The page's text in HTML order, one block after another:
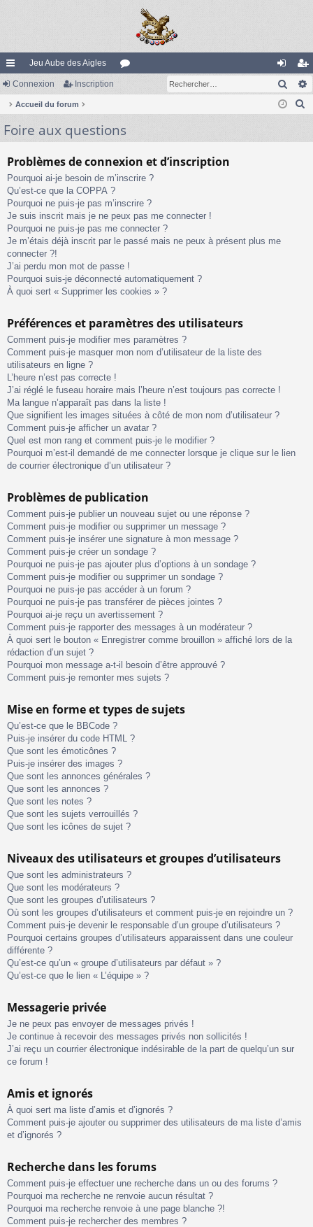
ac
co
ur
s
Jeu Aube des Aigles
m
on
ne
ns
cri
Connexion Inscription
Accueil du forum
Foire aux questions
Problèmes de connexion et d’inscription
Pourquoi ai-je besoin de m’inscrire ?
Qu’est-ce que la COPPA ?
Pourquoi ne puis-je pas m’inscrire ?
Je suis inscrit mais je ne peux pas me connecter !
Pourquoi ne puis-je pas me connecter ?
Je m’étais déjà inscrit par le passé mais ne peux à présent plus me
connecter ?!
J’ai perdu mon mot de passe !
Pourquoi suis-je déconnecté automatiquement ?
À quoi sert « Supprimer les cookies » ?
Préférences et paramètres des utilisateurs
Comment puis-je modifier mes paramètres ?
Comment puis-je masquer mon nom d’utilisateur de la liste des
utilisateurs en ligne ?
L’heure n’est pas correcte !
J’ai réglé le fuseau horaire mais l’heure n’est toujours pas correcte !
Ma langue n’apparaît pas dans la liste !
Que signifient les images situées à côté de mon nom d’utilisateur ?
Comment puis-je afficher un avatar ?
Quel est mon rang et comment puis-je le modifier ?
Pourquoi m’est-il demandé de me connecter lorsque je clique sur le lien
de courrier électronique d’un utilisateur ?
Problèmes de publication
Comment puis-je publier un nouveau sujet ou une réponse ?
Comment puis-je modifier ou supprimer un message ?
Comment puis-je insérer une signature à mon message ?
Comment puis-je créer un sondage ?
Pourquoi ne puis-je pas ajouter plus d’options à un sondage ?
Comment puis-je modifier ou supprimer un sondage ?
Pourquoi ne puis-je pas accéder à un forum ?
Pourquoi ne puis-je pas transférer de pièces jointes ?
Pourquoi ai-je reçu un avertissement ?
Comment puis-je rapporter des messages à un modérateur ?
À quoi sert le bouton « Enregistrer comme brouillon » affiché lors de la
rédaction d’un sujet ?
Pourquoi mon message a-t-il besoin d’être approuvé ?
Comment puis-je remonter mes sujets ?
Mise en forme et types de sujets
Qu’est-ce que le BBCode ?
Puis-je insérer du code HTML ?
Que sont les émoticônes ?
Puis-je insérer des images ?
Que sont les annonces générales ?
Que sont les annonces ?
Que sont les notes ?
Que sont les sujets verrouillés ?
Que sont les icônes de sujet ?
Niveaux des utilisateurs et groupes d’utilisateurs
Que sont les administrateurs ?
Que sont les modérateurs ?
Que sont les groupes d’utilisateurs ?
Où sont les groupes d’utilisateurs et comment puis-je en rejoindre un ?
Comment puis-je devenir le responsable d’un groupe d’utilisateurs ?
Pourquoi certains groupes d’utilisateurs apparaissent dans une couleur
différente ?
Qu’est-ce qu’un « groupe d’utilisateurs par défaut » ?
Qu’est-ce que le lien « L’équipe » ?
Messagerie privée
Je ne peux pas envoyer de messages privés !
Je continue à recevoir des messages privés non sollicités !
J’ai reçu un courrier électronique indésirable de la part de quelqu’un sur
ce forum !
Amis et ignorés
À quoi sert ma liste d’amis et d’ignorés ?
Comment puis-je ajouter ou supprimer des utilisateurs de ma liste d’amis
et d’ignorés ?
Recherche dans les forums
Comment puis-je effectuer une recherche dans un ou des forums ?
Pourquoi ma recherche ne renvoie aucun résultat ?
Pourquoi ma recherche renvoie à une page blanche ?!
Comment puis-je rechercher des membres ?